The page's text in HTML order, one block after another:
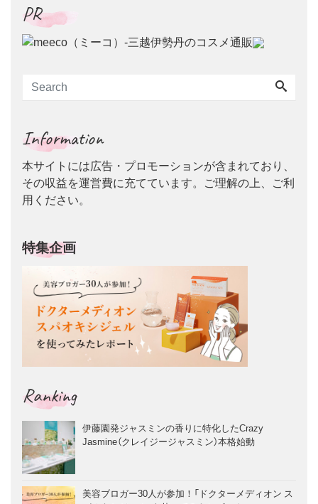
PR
Information
本サイトには広告・プロモーションが含まれており、
その収益を運営費に充てています。ご理解の上、ご利
用ください。
特集企画
Ranking
伊藤園発ジャスミンの香りに特化したCrazy
Jasmine（クレイジージャスミン）本格始動
美容ブロガー30人が参加！「ドクターメディオン ス